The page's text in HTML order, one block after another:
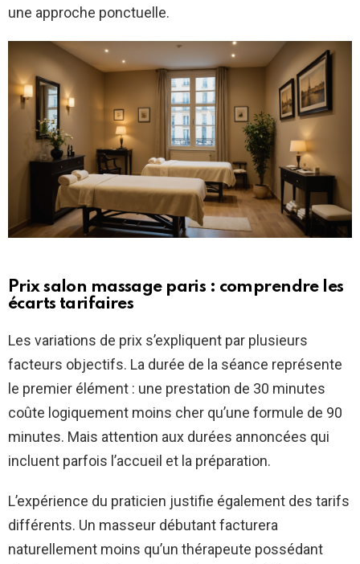
une approche ponctuelle.
Prix salon massage paris : comprendre les
écarts tarifaires
Les variations de prix s’expliquent par plusieurs
facteurs objectifs. La durée de la séance représente
le premier élément : une prestation de 30 minutes
coûte logiquement moins cher qu’une formule de 90
minutes. Mais attention aux durées annoncées qui
incluent parfois l’accueil et la préparation.
L’expérience du praticien justifie également des tarifs
différents. Un masseur débutant facturera
naturellement moins qu’un thérapeute possédant